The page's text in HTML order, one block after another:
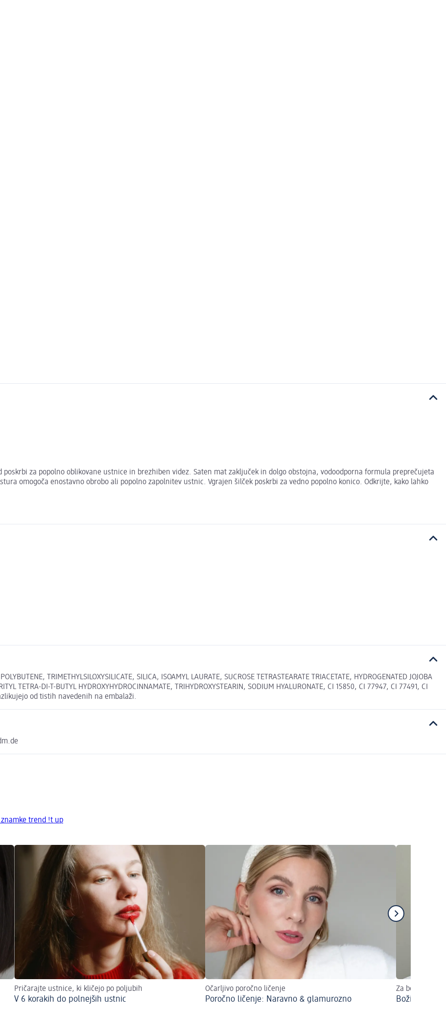
za popolno oblikovane ustnice in brezhiben videz. Saten mat zaključek in dolgo obstojna, vodoodporna formula preprečujeta
omogoča enostavno obrobo ali popolno zapolnitev ustnic. Vgrajen šilček poskrbi za vedno popolno konico. Odkrijte, kako lahko
TRIMETHYLSILOXYSILICATE, SILICA, ISOAMYL LAURATE, SUCROSE TETRASTEARATE TRIACETATE, HYDROGENATED JOJOBA
TETRA-DI-T-BUTYL HYDROXYHYDROCINNAMATE, TRIHYDROXYSTEARIN, SODIUM HYALURONATE, CI 15850, CI 77947, CI 77491, CI
od tistih navedenih na embalaži.
znamke trend !t up
Pričarajte ustnice, ki kličejo po poljubih
V 6 korakih do polnejših ustnic
Očarljivo poročno ličenje
Poročno ličenje: Naravno & glamurozno
Za božič
Božični